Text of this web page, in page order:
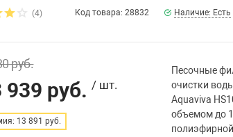
(4) Код товара: 28832 Наличие: Есть
руб.
939 руб. / шт.
13 891 руб.
Песочные
очистки
Aquaviva
объемом до